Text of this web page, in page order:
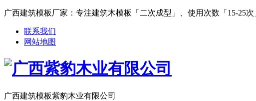
广西建筑模板厂家：专注建筑木模板「二次成型」、使用次数「15-25次
联系我们
网站地图
广西建筑模板紫豹木业有限公司